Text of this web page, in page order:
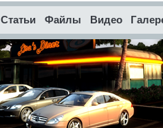
Статьи Файлы Видео